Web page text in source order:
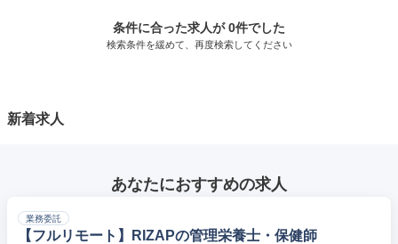
条件に合った求人が 0件でした
検索条件を緩めて、再度検索してください
新着求人
あなたにおすすめの求人
業務委託
【フルリモート】RIZAPの管理栄養士・保健師